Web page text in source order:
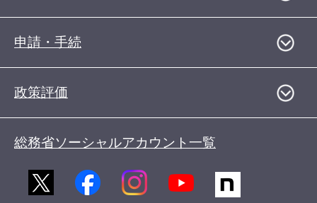
申請・手続
政策評価
総務省ソーシャルアカウント一覧